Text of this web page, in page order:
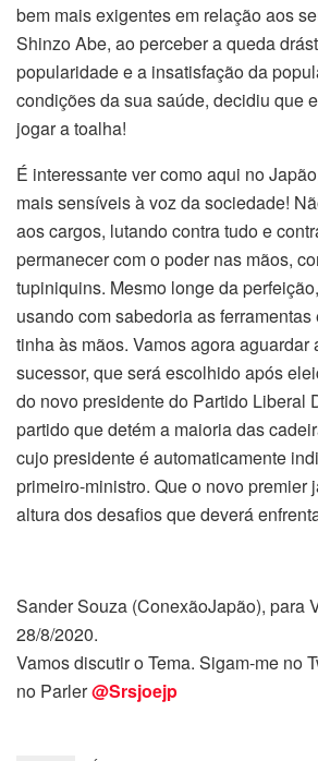
bem mais exigentes em relação aos
Shinzo Abe, ao perceber a queda
popularidade e a insatisfação da
condições da sua saúde, decidiu que
jogar a toalha!
É interessante ver como aqui no
mais sensíveis à voz da sociedade!
aos cargos, lutando contra tudo e
permanecer com o poder nas mãos,
tupiniquins. Mesmo longe da
usando com sabedoria as
tinha às mãos. Vamos agora aguardar
sucessor, que será escolhido após
do novo presidente do Partido Liberal
partido que detém a maioria das
cujo presidente é automaticamente
primeiro-ministro. Que o novo premier
altura dos desafios que deverá
Sander Souza (ConexãoJapão), para
28/8/2020.
Vamos discutir o Tema. Sigam-me no
no Parler@Srsjoejp